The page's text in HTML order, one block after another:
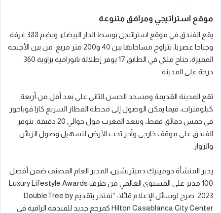
موقع استراتيجي ومرافق متنوعة
يقع الفندق في موقع استراتيجي بوسط الدار البيضاء، ويضم 388 غرفة
وجناحا عصريا، تتراوح مساحاتها بين 40 و200 متر مربع. من بين الأجنحة
المميزة، جناح ملكي في الطابق 17 يوفر إطلالة بانورامية بزاوية 360
درجة على المدينة.
تقع المدينة القديمة ومسجد الحسن الثاني على بعد أقل من أربعة
كيلومترات، فيما يمكن الوصول إلى محطة القطار السريع كازا فوياجور
في خمس دقائق فقط، ويبعد المغرب مول حوالي 20 دقيقة. يتوفر
الفندق على موقف خارجي وآخر تحت الأرض لتسهيل وصول الزبائن
والزوار.
يدير المنشأة دومينيك دميتريشين، المدير العام المصنف ضمن أفضل
100 مدير على المستوى العالمي من طرف Luxury Lifestyle Awards
2023. صرح لوسائل الإعلام قائلا: “نفتخر بتقديم DoubleTree by
Hilton Casablanca City Center كمرجع جديد للفندقة الراقية في